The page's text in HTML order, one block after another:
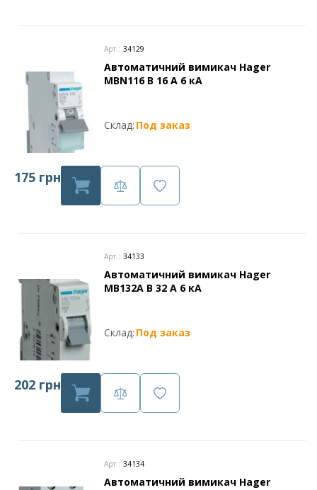
Арт.: 34129
Автоматичний вимикач Hager
MBN116 В 16 А 6 кА
Склад: Под заказ
175 грн
Арт.: 34133
Автоматичний вимикач Hager
MB132А В 32 А 6 кА
Склад: Под заказ
202 грн
Арт.: 34134
Автоматичний вимикач Hager